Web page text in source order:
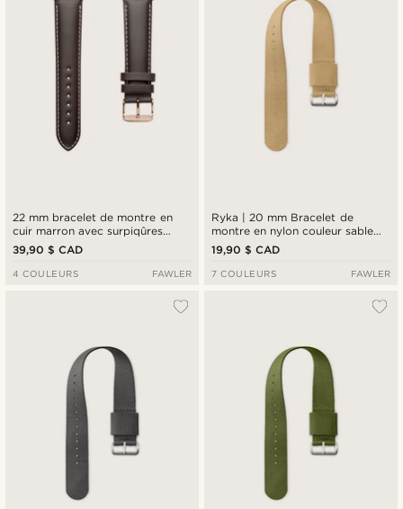
22 mm bracelet de montre en
cuir marron avec surpiqûres
blanches et boucle couleur or
rose
39,90 $ CAD
4 COULEURS FAWLER
Ryka | 20 mm Bracelet de
montre en nylon couleur sable
clair
19,90 $ CAD
7 COULEURS FAWLER